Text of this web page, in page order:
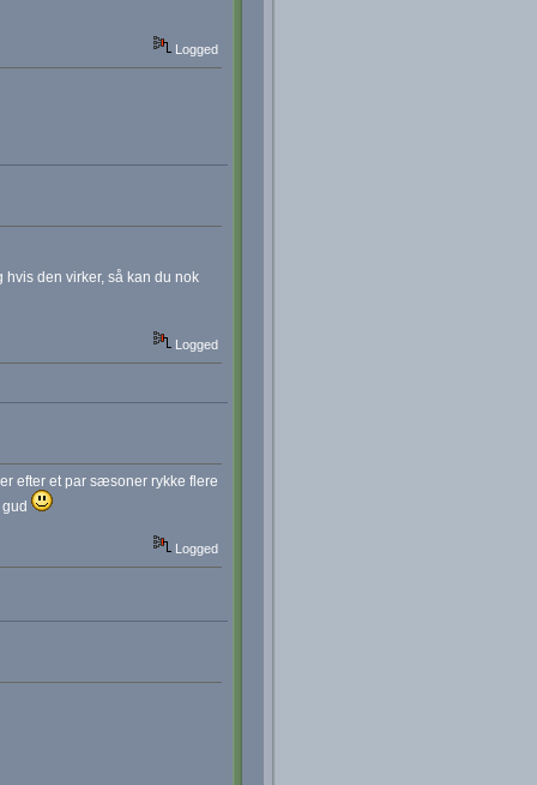
Logged
den virker, så kan du nok
Logged
efter et par sæsoner rykke flere
Logged